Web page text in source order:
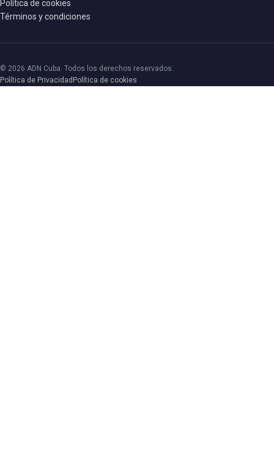
Política de cookies
Términos y condiciones
© 2026 ADN Cuba. Todos los derechos reservados.
Política de Privacidad Política de cookies